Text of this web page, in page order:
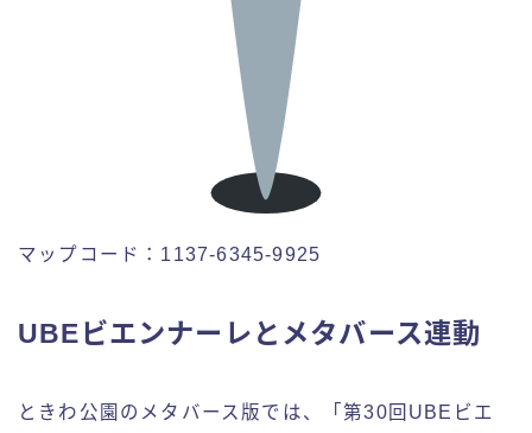
マップコード：1137-6345-9925
UBEビエンナーレとメタバース連動
ときわ公園のメタバース版では、「第30回UBEビエ